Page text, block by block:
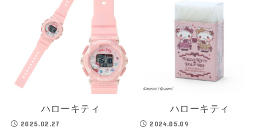
ハローキティ
2025.02.27
ハローキティ
2024.05.09